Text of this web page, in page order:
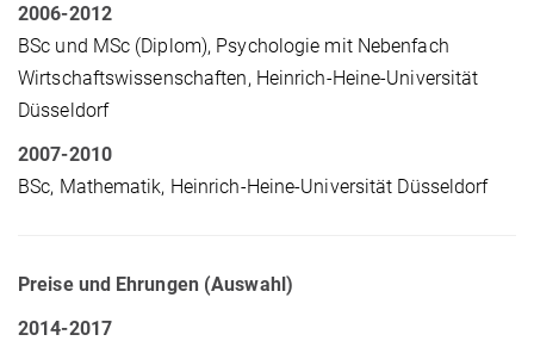
2006-2012
BSc und MSc (Diplom), Psychologie mit Nebenfach
Wirtschaftswissenschaften, Heinrich-Heine-Universität
Düsseldorf
2007-2010
BSc, Mathematik, Heinrich-Heine-Universität Düsseldorf
Preise und Ehrungen (Auswahl)
2014-2017